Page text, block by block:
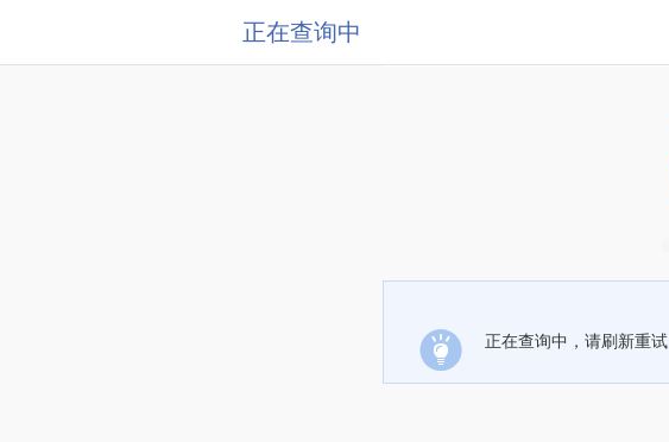
正在查询中
正在查询中，请刷新重试